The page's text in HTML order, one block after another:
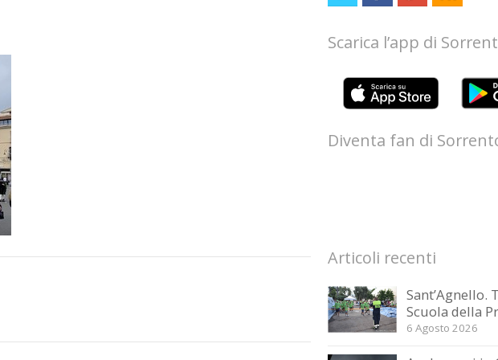
Scarica l’app di
Diventa fan di
Articoli recenti
Sant’Agnello.
Scuola della
6 Agosto 2026